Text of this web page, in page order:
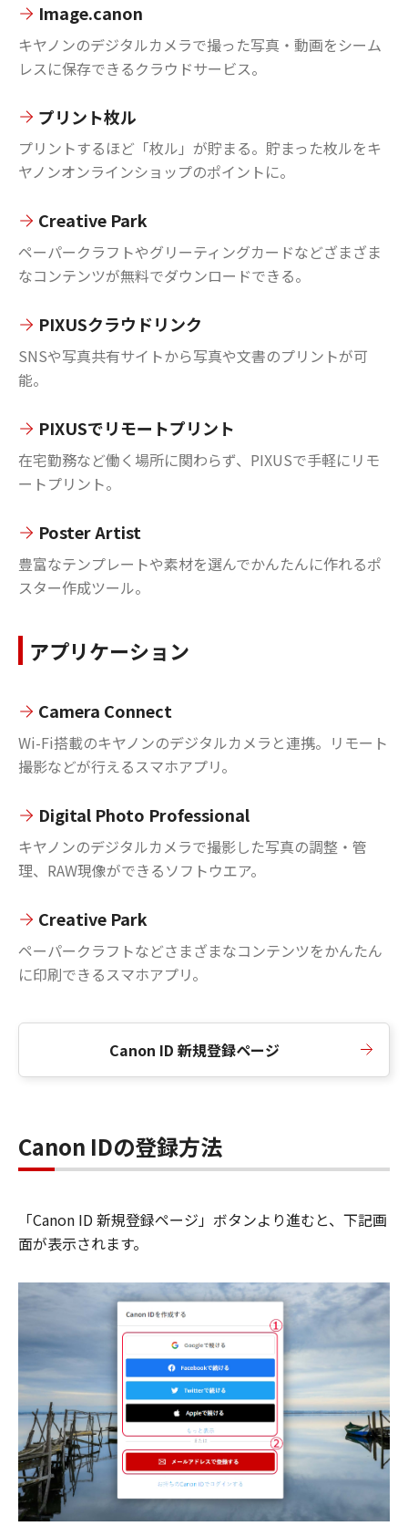
Image.canon
キヤノンのデジタルカメラで撮った写真・動画をシーム
レスに保存できるクラウドサービス。
プリント枚ル
プリントするほど「枚ル」が貯まる。貯まった枚ルをキ
ヤノンオンラインショップのポイントに。
Creative Park
ペーパークラフトやグリーティングカードなどざまざま
なコンテンツが無料でダウンロードできる。
PIXUSクラウドリンク
SNSや写真共有サイトから写真や文書のプリントが可
能。
PIXUSでリモートプリント
在宅勤務など働く場所に関わらず、PIXUSで手軽にリモ
ートプリント。
Poster Artist
豊富なテンプレートや素材を選んでかんたんに作れるポ
スター作成ツール。
アプリケーション
Camera Connect
Wi-Fi搭載のキヤノンのデジタルカメラと連携。リモート
撮影などが行えるスマホアプリ。
Digital Photo Professional
キヤノンのデジタルカメラで撮影した写真の調整・管
理、RAW現像ができるソフトウエア。
Creative Park
ペーパークラフトなどさまざまなコンテンツをかんたん
に印刷できるスマホアプリ。
Canon ID 新規登録ページ
Canon IDの登録方法
「Canon ID 新規登録ページ」ボタンより進むと、下記画
面が表示されます。